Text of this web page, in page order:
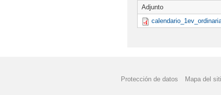
Adjunto
Protección de datos Mapa del